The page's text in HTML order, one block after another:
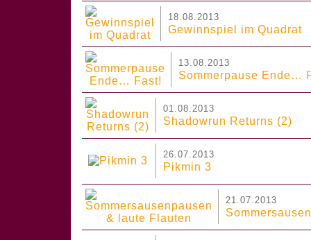
18.08.2013
Gewinnspiel im Quadrat
13.08.2013
Sommerpause Ende…
01.08.2013
Shadowrun Returns (2)
26.07.2013
Pikmin 3
21.07.2013